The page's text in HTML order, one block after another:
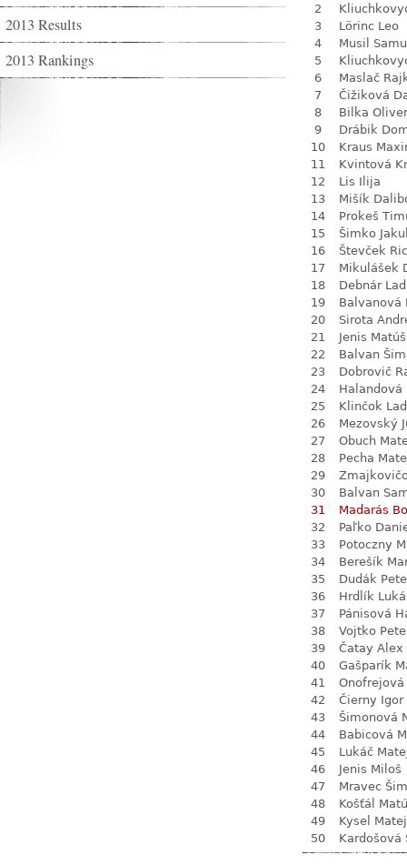
2013 Results
2013 Rankings
2
3
Lörinc Leo
4
Musil
5
6
Maslač
7
Čižiková
8
Bilka Oliver
9
Drábik
10
Kraus
11
Kvintová
12
Lis Ilija
13
Mišík
14
Prokeš
15
Šimko
16
Števček
17
Mikulášek
18
Debnár
19
Balvanová
20
Sirota
21
Jenis Matúš
22
Balvan
23
Dobrovič
24
Halandová
25
Klinčok
26
Mezovský
27
Obuch
28
Pecha
29
30
Balvan
31
Madarás
32
Paľko
33
Potoczny
34
Berešík
35
Dudák
36
Hrdlík
37
Pánisová
38
Vojtko
39
Čatay Alex
40
Gašparík
41
42
Čierny Igor
43
Šimonová
44
Babicová
45
Lukáč
46
Jenis Miloš
47
Mravec
48
Košťál
49
Kysel Matej
50
Kardošová